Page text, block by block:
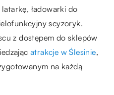
ładowarki do
scyzoryk.
z dostępem do sklepów
atrakcje w Ślesinie,
na każdą